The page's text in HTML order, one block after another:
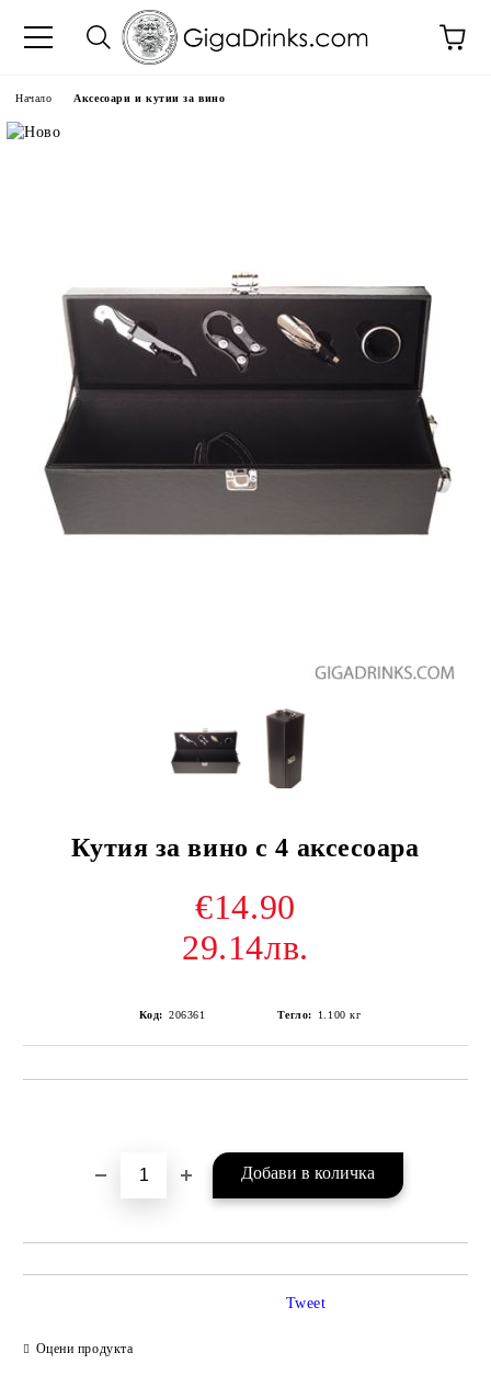
Начало Аксесоари и кутии за вино
Кутия за вино с 4 аксесоара
€14.90
29.14лв.
Код: 206361 Тегло: 1.100 кг
Оцени продукта
Tweet